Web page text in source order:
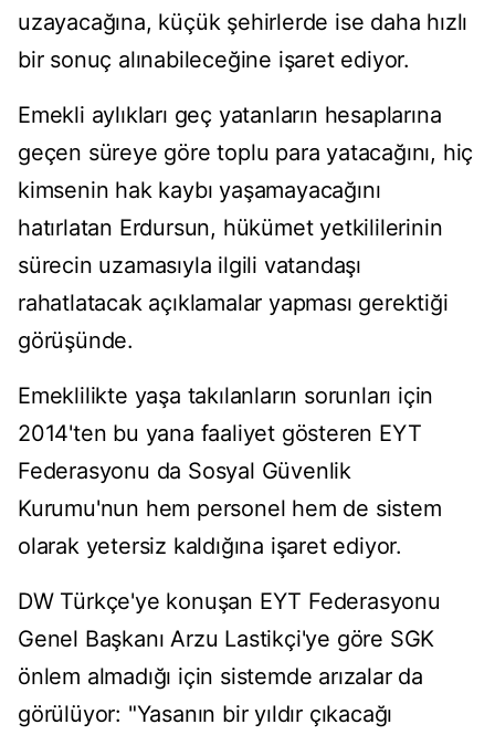
uzayacağına, küçük şehirlerde ise daha hızlı
bir sonuç alınabileceğine işaret ediyor.
Emekli aylıkları geç yatanların hesaplarına
geçen süreye göre toplu para yatacağını, hiç
kimsenin hak kaybı yaşamayacağını
hatırlatan Erdursun, hükümet yetkililerinin
sürecin uzamasıyla ilgili vatandaşı
rahatlatacak açıklamalar yapması gerektiği
görüşünde.
Emeklilikte yaşa takılanların sorunları için
2014'ten bu yana faaliyet gösteren EYT
Federasyonu da Sosyal Güvenlik
Kurumu'nun hem personel hem de sistem
olarak yetersiz kaldığına işaret ediyor.
DW Türkçe'ye konuşan EYT Federasyonu
Genel Başkanı Arzu Lastikçi'ye göre SGK
önlem almadığı için sistemde arızalar da
görülüyor: "Yasanın bir yıldır çıkacağı